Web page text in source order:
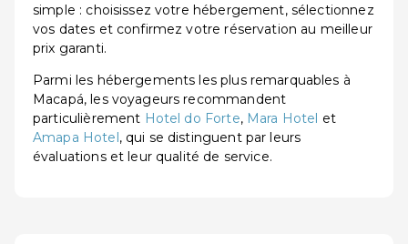
simple : choisissez votre hébergement, sélectionnez
vos dates et confirmez votre réservation au meilleur
prix garanti.
Parmi les hébergements les plus remarquables à
Macapá, les voyageurs recommandent
particulièrement Hotel do Forte, Mara Hotel et
Amapa Hotel, qui se distinguent par leurs
évaluations et leur qualité de service.